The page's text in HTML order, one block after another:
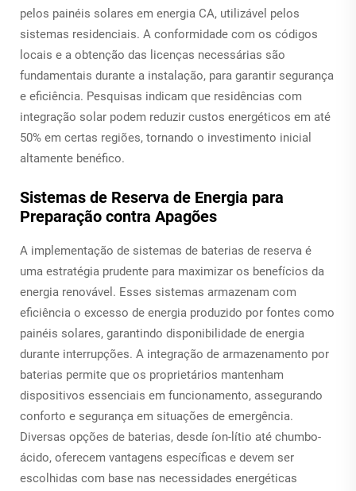
pelos painéis solares em energia CA, utilizável pelos
sistemas residenciais. A conformidade com os códigos
locais e a obtenção das licenças necessárias são
fundamentais durante a instalação, para garantir segurança
e eficiência. Pesquisas indicam que residências com
integração solar podem reduzir custos energéticos em até
50% em certas regiões, tornando o investimento inicial
altamente benéfico.
Sistemas de Reserva de Energia para
Preparação contra Apagões
A implementação de sistemas de baterias de reserva é
uma estratégia prudente para maximizar os benefícios da
energia renovável. Esses sistemas armazenam com
eficiência o excesso de energia produzido por fontes como
painéis solares, garantindo disponibilidade de energia
durante interrupções. A integração de armazenamento por
baterias permite que os proprietários mantenham
dispositivos essenciais em funcionamento, assegurando
conforto e segurança em situações de emergência.
Diversas opções de baterias, desde íon-lítio até chumbo-
ácido, oferecem vantagens específicas e devem ser
escolhidas com base nas necessidades energéticas